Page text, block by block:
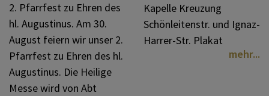
2. Pfarrfest zu Ehren des
hl. Augustinus. Am 30.
August feiern wir unser 2.
Pfarrfest zu Ehren des hl.
Augustinus. Die Heilige
Messe wird von Abt
Kapelle Kreuzung
Schönleitenstr. und Ignaz-
Harrer-Str. Plakat
mehr